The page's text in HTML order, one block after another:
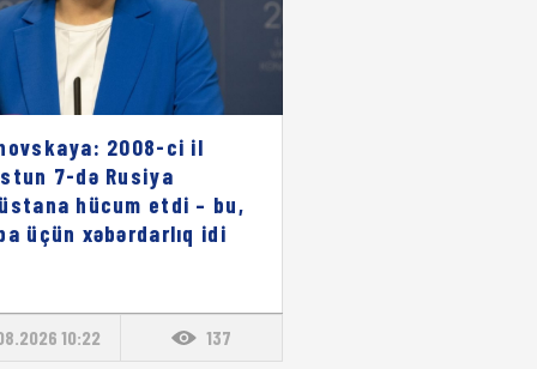
2008-ci il
7-də Rusiya
hücum etdi – bu,
üçün xəbərdarlıq idi
10:22 137